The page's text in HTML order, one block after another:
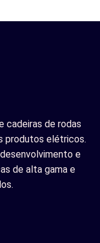
cadeiras de rodas
produtos elétricos.
e
de alta gama e